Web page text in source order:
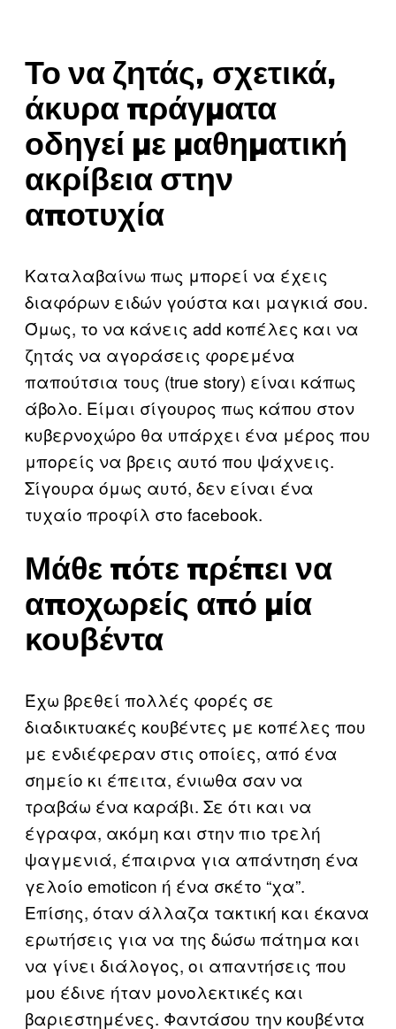
Το να ζητάς, σχετικά,
άκυρα πράγματα
οδηγεί με μαθηματική
ακρίβεια στην
αποτυχία
Καταλαβαίνω πως μπορεί να έχεις
διαφόρων ειδών γούστα και μαγκιά σου.
Όμως, το να κάνεις add κοπέλες και να
ζητάς να αγοράσεις φορεμένα
παπούτσια τους (true story) είναι κάπως
άβολο. Είμαι σίγουρος πως κάπου στον
κυβερνοχώρο θα υπάρχει ένα μέρος που
μπορείς να βρεις αυτό που ψάχνεις.
Σίγουρα όμως αυτό, δεν είναι ένα
τυχαίο προφίλ στο facebook.
Μάθε πότε πρέπει να
αποχωρείς από μία
κουβέντα
Έχω βρεθεί πολλές φορές σε
διαδικτυακές κουβέντες με κοπέλες που
με ενδιέφεραν στις οποίες, από ένα
σημείο κι έπειτα, ένιωθα σαν να
τραβάω ένα καράβι. Σε ότι και να
έγραφα, ακόμη και στην πιο τρελή
ψαγμενιά, έπαιρνα για απάντηση ένα
γελοίο emoticon ή ένα σκέτο “χα”.
Επίσης, όταν άλλαζα τακτική και έκανα
ερωτήσεις για να της δώσω πάτημα και
να γίνει διάλογος, οι απαντήσεις που
μου έδινε ήταν μονολεκτικές και
βαριεστημένες. Φαντάσου την κουβέντα